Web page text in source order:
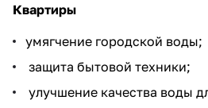
Квартиры
умягчение городской воды;
защита бытовой техники;
улучшение качества воды